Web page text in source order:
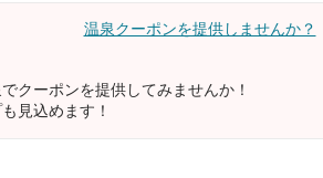
温泉クーポンを提供しませんか？
クーポンを提供してみませんか！
見込めます！